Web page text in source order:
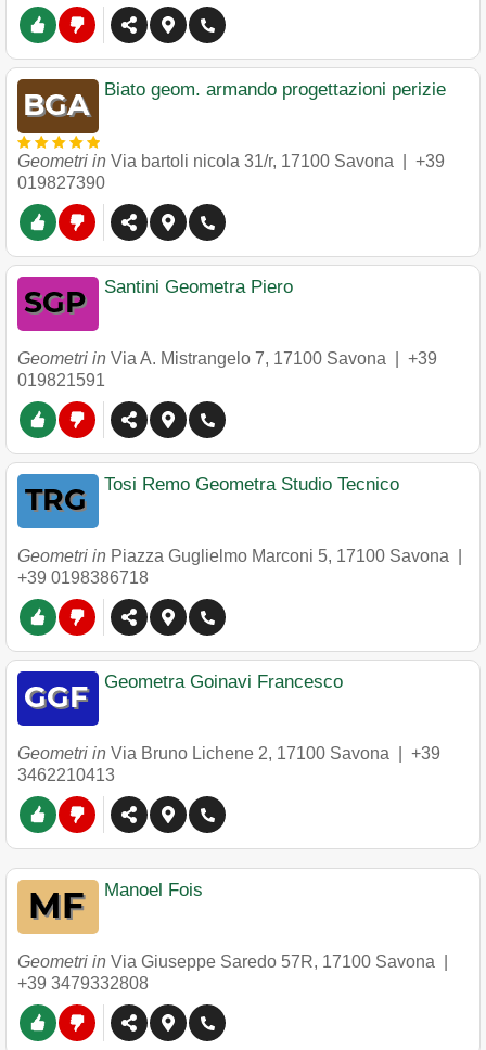
Biato geom. armando progettazioni perizie
Geometri in Via bartoli nicola 31/r, 17100 Savona
+39
019827390
Santini Geometra Piero
Geometri in Via A. Mistrangelo 7, 17100 Savona
+39
019821591
Tosi Remo Geometra Studio Tecnico
Geometri in Piazza Guglielmo Marconi 5, 17100 Savona
+39 0198386718
Geometra Goinavi Francesco
Geometri in Via Bruno Lichene 2, 17100 Savona
+39
3462210413
Manoel Fois
Geometri in Via Giuseppe Saredo 57R, 17100 Savona
+39 3479332808